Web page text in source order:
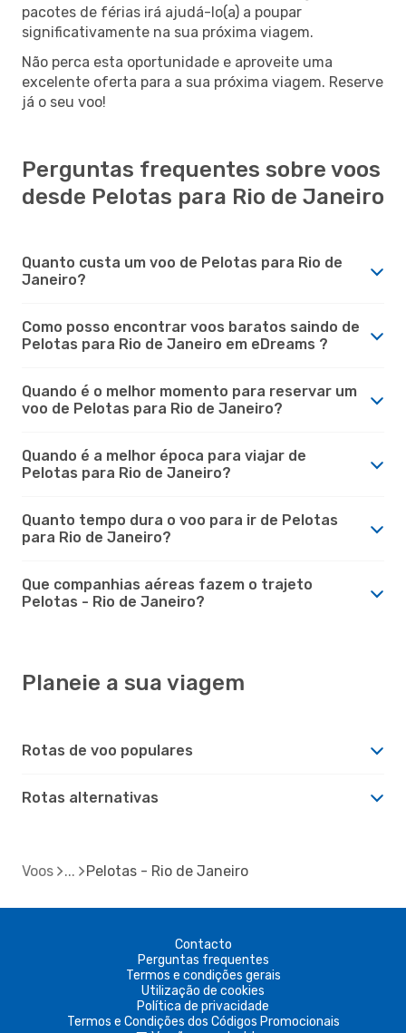
pacotes de férias irá ajudá-lo(a) a poupar
significativamente na sua próxima viagem.
Não perca esta oportunidade e aproveite uma
excelente oferta para a sua próxima viagem. Reserve
já o seu voo!
Perguntas frequentes sobre voos
desde Pelotas para Rio de Janeiro
Quanto custa um voo de Pelotas para Rio de
Janeiro?
Como posso encontrar voos baratos saindo de
Pelotas para Rio de Janeiro em eDreams ?
Quando é o melhor momento para reservar um
voo de Pelotas para Rio de Janeiro?
Quando é a melhor época para viajar de
Pelotas para Rio de Janeiro?
Quanto tempo dura o voo para ir de Pelotas
para Rio de Janeiro?
Que companhias aéreas fazem o trajeto
Pelotas - Rio de Janeiro?
Planeie a sua viagem
Rotas de voo populares
Rotas alternativas
Voos Pelotas - Rio de Janeiro
Contacto
Perguntas frequentes
Termos e condições gerais
Utilização de cookies
Política de privacidade
Termos e Condições dos Códigos Promocionais